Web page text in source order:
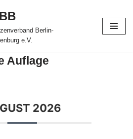
Berlin-
e.V.
Auflage
2026